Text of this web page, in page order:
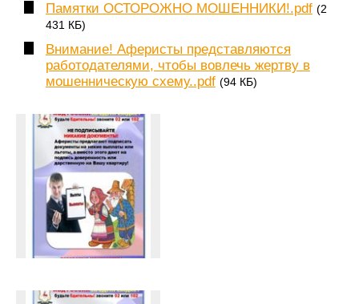
Памятки ОСТОРОЖНО МОШЕННИКИ!.pdf (2
431 КБ)
Внимание! Аферисты представляются
работодателями, чтобы вовлечь жертву в
мошенническую схему..pdf (94 КБ)